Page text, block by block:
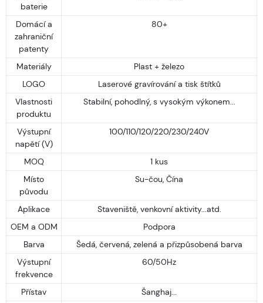
baterie
Domácí a
zahraniční
patenty
80+
Materiály
Plast + železo
LOGO
Laserové gravírování a tisk štítků
Vlastnosti
produktu
Stabilní, pohodlný, s vysokým výkonem...
Výstupní
napětí (V)
100/110/120/220/230/240V
MOQ
1 kus
Místo
původu
Su-čou, Čína
Aplikace
Staveniště, venkovní aktivity...atd.
OEM a ODM
Podpora
Barva
Šedá, červená, zelená a přizpůsobená barva
Výstupní
frekvence
60/50Hz
Přístav
Šanghaj...